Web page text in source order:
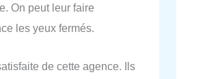
On peut leur faire
les yeux fermés.
de cette agence. Ils